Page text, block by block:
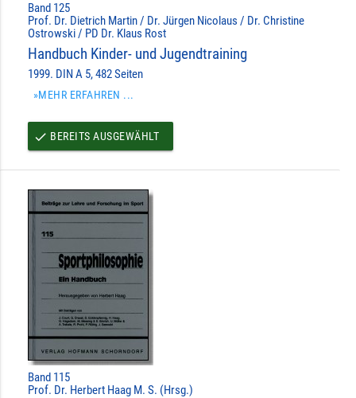
Band 125
Prof. Dr. Dietrich Martin / Dr. Jürgen Nicolaus / Dr. Christine
Ostrowski / PD Dr. Klaus Rost
Handbuch Kinder- und Jugendtraining
1999. DIN A 5, 482 Seiten
»MEHR ERFAHREN ...
done BEREITS AUSGEWÄHLT
Band 115
Prof. Dr. Herbert Haag M. S. (Hrsg.)